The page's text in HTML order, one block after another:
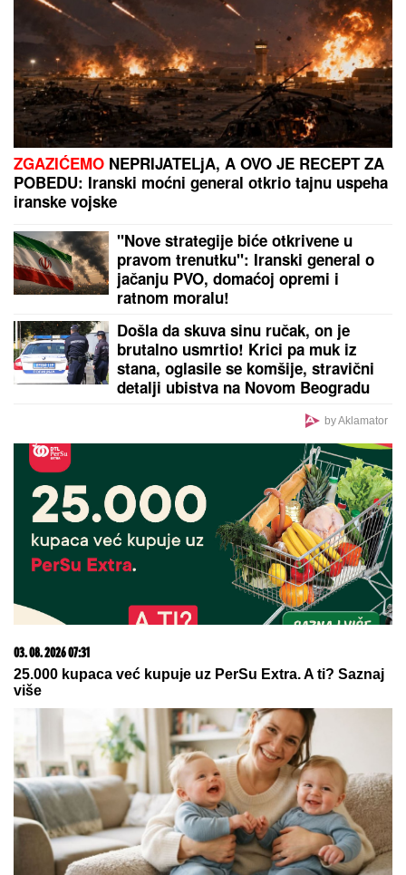
"STANIJA, DA NEMAŠ MOŽDA SUTLIJAŠ?"
Pobednica Elite ostala zatečena pitanjem, o NJENOJ
REAKCIJI pričaju svi (VIDEO)
PREPORUKA ZA VAS
"IMALI SMO RASPRAVU"Terza progovorio o
susretu sa Milicom u Crnoj Gori: "Zamera mi što
nisam ostao uz njih, ne treba da budemo Kulići"
(VIDEO)